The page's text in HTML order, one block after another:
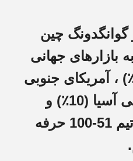
سال 2008 در گوانگدونگ چین
بازارهای جهانی
جمله آفریقا (40٪) ، آمریکای جنوبی
(10٪) ، جنوب شرقی آسیا (10٪) و
سایر مناطق با یک تیم 51-100 حرفه